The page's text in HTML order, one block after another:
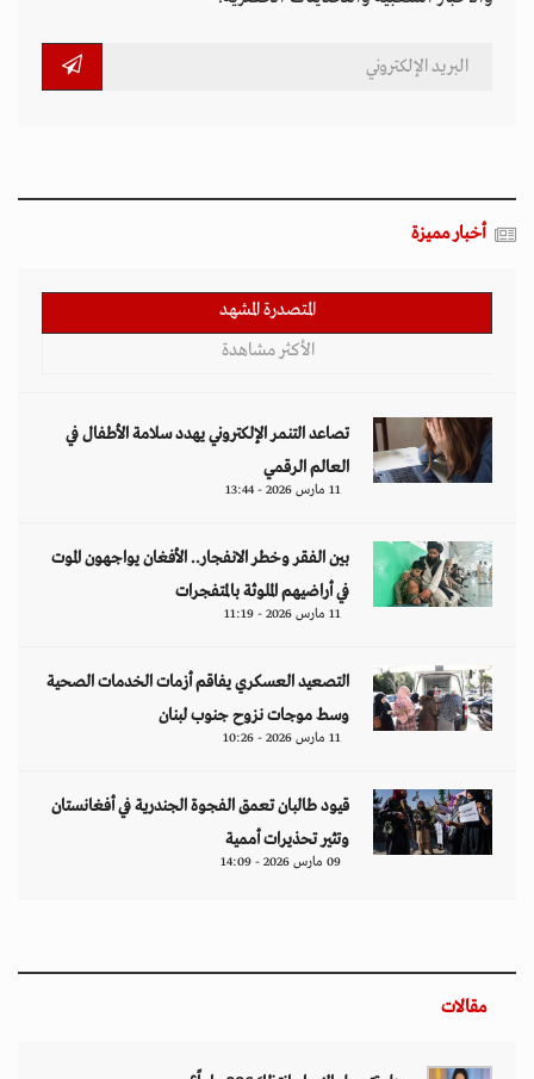
أخبار مميزة
المتصدرة المشهد
الأكثر مشاهدة
تصاعد التنمر الإلكتروني يهدد سلامة الأطفال في
العالم الرقمي
11 مارس 2026 - 13:44
بين الفقر وخطر الانفجار.. الأفغان يواجهون الموت
في أراضيهم الملوثة بالمتفجرات
11 مارس 2026 - 11:19
التصعيد العسكري يفاقم أزمات الخدمات الصحية
وسط موجات نزوح جنوب لبنان
11 مارس 2026 - 10:26
قيود طالبان تعمق الفجوة الجندرية في أفغانستان
وتثير تحذيرات أممية
09 مارس 2026 - 14:09
مقالات